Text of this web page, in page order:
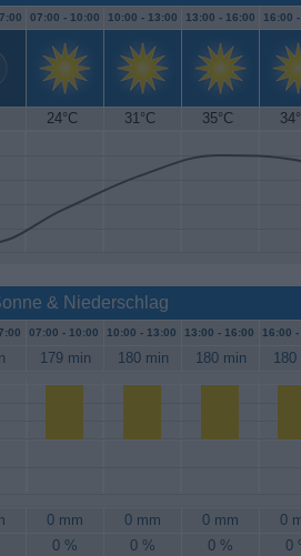
07:00 - 10:00 10:00 - 13:00 13:00 - 16:00 16:00
24°C 31°C 35°C
& Niederschlag
07:00 - 10:00 10:00 - 13:00 13:00 - 16:00 16:00 -
179 min 180 min 180 min 180
0 mm 0 mm 0 mm
0
0 % 0 % 0 % 0